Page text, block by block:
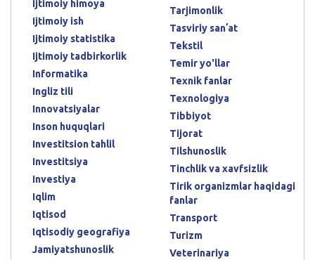
Ijtimoiy himoya
Ijtimoiy ish
Ijtimoiy statistika
Ijtimoiy tadbirkorlik
Informatika
Ingliz tili
Innovatsiyalar
Inson huquqlari
Investitsion tahlil
Investitsiya
Investiya
Iqlim
Iqtisod
Iqtisodiy geografiya
Jamiyatshunoslik
Tarjimonlik
Tasviriy sanʼat
Tekstil
Temir yo'llar
Texnik fanlar
Texnologiya
Tibbiyot
Tijorat
Tilshunoslik
Tinchlik va xavfsizlik
Tirik organizmlar haqidagi
fanlar
Transport
Turizm
Veterinariya